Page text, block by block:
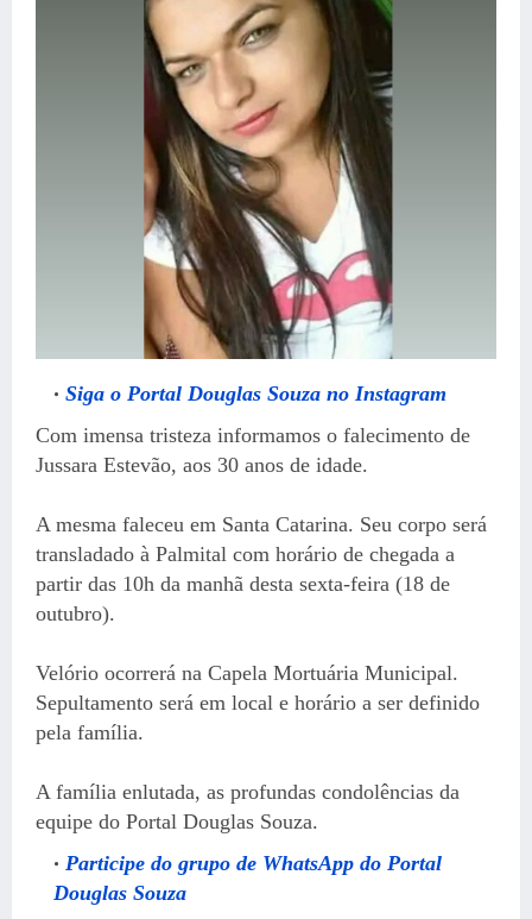
Siga o Portal Douglas Souza no Instagram
Com imensa tristeza informamos o falecimento de
Jussara Estevão, aos 30 anos de idade.
A mesma faleceu em Santa Catarina. Seu corpo será
transladado à Palmital com horário de chegada a
partir das 10h da manhã desta sexta-feira (18 de
outubro).
Velório ocorrerá na Capela Mortuária Municipal.
Sepultamento será em local e horário a ser definido
pela família.
A família enlutada, as profundas condolências da
equipe do Portal Douglas Souza.
Participe do grupo de WhatsApp do Portal
Douglas Souza